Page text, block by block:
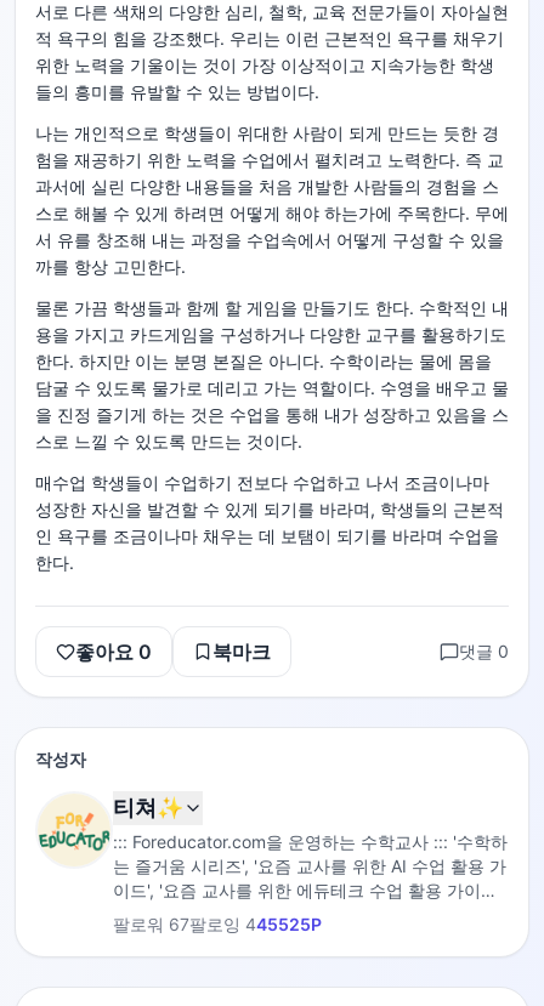
서로 다른 색채의 다양한 심리, 철학, 교육 전문가들이 자아실현
적 욕구의 힘을 강조했다. 우리는 이런 근본적인 욕구를 채우기
위한 노력을 기울이는 것이 가장 이상적이고 지속가능한 학생
들의 흥미를 유발할 수 있는 방법이다.
나는 개인적으로 학생들이 위대한 사람이 되게 만드는 듯한 경
험을 재공하기 위한 노력을 수업에서 펼치려고 노력한다. 즉 교
과서에 실린 다양한 내용들을 처음 개발한 사람들의 경험을 스
스로 해볼 수 있게 하려면 어떻게 해야 하는가에 주목한다. 무에
서 유를 창조해 내는 과정을 수업속에서 어떻게 구성할 수 있을
까를 항상 고민한다.
물론 가끔 학생들과 함께 할 게임을 만들기도 한다. 수학적인 내
용을 가지고 카드게임을 구성하거나 다양한 교구를 활용하기도
한다. 하지만 이는 분명 본질은 아니다. 수학이라는 물에 몸을
담굴 수 있도록 물가로 데리고 가는 역할이다. 수영을 배우고 물
을 진정 즐기게 하는 것은 수업을 통해 내가 성장하고 있음을 스
스로 느낄 수 있도록 만드는 것이다.
매수업 학생들이 수업하기 전보다 수업하고 나서 조금이나마
성장한 자신을 발견할 수 있게 되기를 바라며, 학생들의 근본적
인 욕구를 조금이나마 채우는 데 보탬이 되기를 바라며 수업을
한다.
좋아요 0 북마크 댓글 0
작성자
티쳐✨
::: Foreducator.com을 운영하는 수학교사 ::: '수학하
는 즐거움 시리즈', '요즘 교사를 위한 AI 수업 활용 가
이드', '요즘 교사를 위한 에듀테크 수업 활용 가이드',
'수업의 과정', '1일 1주제 9분 만에 끝내는 수학' 저자
팔로워 67팔로잉 445525P